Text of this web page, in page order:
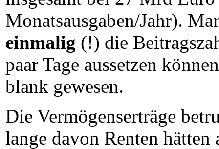
Monatsausgaben/Jahr).
einmalig (!) die
paar Tage aussetzen
blank gewesen.
Die Vermögenserträge
lange davon Renten hätten